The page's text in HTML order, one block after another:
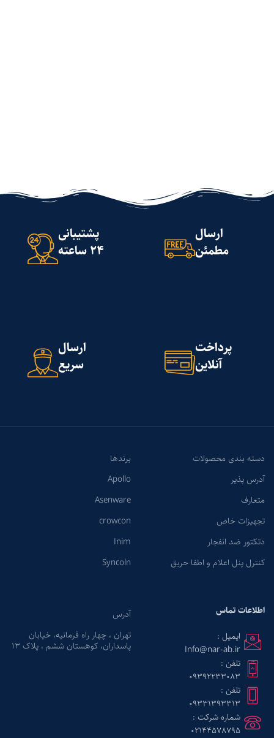
ارسال
مطمئن
پشتیبانی
24 ساعته
پرداخت
آنلاین
ارسال
سریع
دسته بندی محصولات
آدرس پذیر
متعارف
تجهیزات خاص
دتکتور ضد انفجار
کنترل پنل اعلام و اطفا حریق
برندها
Apollo
Asenware
crowcon
Inim
Syncoln
اطلاعات تماس
ایمیل :
Info@nar-ab.ir
تلفن :
09392233083
تلفن :
09331393313
شماره شرکت :
02144578795
آدرس
تهران ، چهار راه فرمانیه، خیابان
پاسداران، کوهستان ششم ، پلاک ۱۳